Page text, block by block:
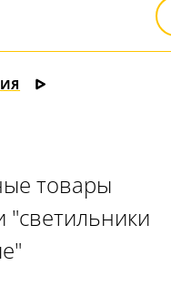
товары
"светильники